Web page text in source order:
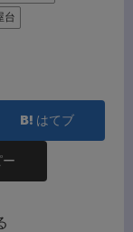
台
はてブ
ー